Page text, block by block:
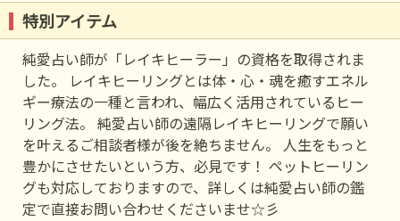
特別アイテム
純愛占い師が「レイキヒーラー」の資格を取得されま
した。 レイキヒーリングとは体・心・魂を癒すエネル
ギー療法の一種と言われ、幅広く活用されているヒー
リング法。 純愛占い師の遠隔レイキヒーリングで願い
を叶えるご相談者様が後を絶ちません。 人生をもっと
豊かにさせたいという方、必見です！ ペットヒーリン
グも対応しておりますので、詳しくは純愛占い師の鑑
定で直接お問い合わせくださいませ☆彡